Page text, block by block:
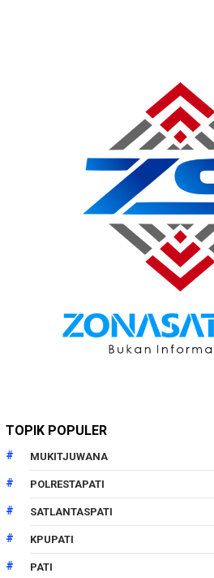
TOPIK POPULER
MUKITJUWANA
POLRESTAPATI
SATLANTASPATI
KPUPATI
PATI